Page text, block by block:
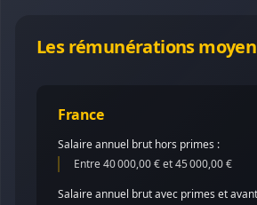
Les rémunérations
France
Salaire annuel brut hors primes :
Entre 40 000,00 € et 45 000,00 €
Salaire annuel brut avec primes et